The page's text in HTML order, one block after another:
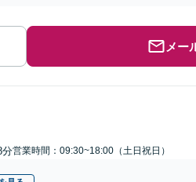
メー
分営業時間：09:30~18:00（土日祝日）